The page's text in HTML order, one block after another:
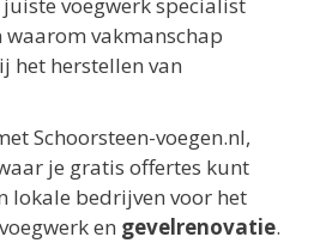
waarom vakmanschap
het herstellen van
Schoorsteen-voegen.nl,
je gratis offertes kunt
lokale bedrijven voor het
en gevelrenovatie.